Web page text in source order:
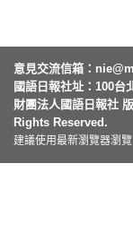
意見交流信箱：
國語日報社址：100台
財團法人國語日報社
Rights Reserved.
建議使用最新瀏覽器瀏